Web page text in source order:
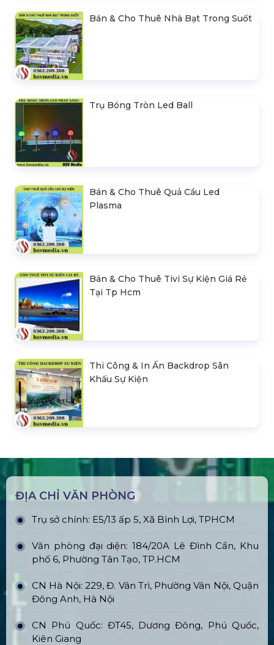
Bán & Cho Thuê Nhà Bạt Trong Suốt
Trụ Bóng Tròn Led Ball
Bán & Cho Thuê Quả Cầu Led
Plasma
Bán & Cho Thuê Tivi Sự Kiện Giá Rẻ
Tại Tp Hcm
Thi Công & In Ấn Backdrop Sân
Khấu Sự Kiện
ĐỊA CHỈ VĂN PHÒNG
Trụ sở chính: E5/13 ấp 5, Xã Bình Lợi, TPHCM
Văn phòng đại diện: 184/20A Lê Đình Cẩn, Khu
phố 6, Phường Tân Tạo, TP.HCM
CN Hà Nội: 229, Đ. Vân Trì, Phường Vân Nội, Quận
Đông Anh, Hà Nội
CN Phú Quốc: ĐT45, Dương Đông, Phú Quốc,
Kiên Giang